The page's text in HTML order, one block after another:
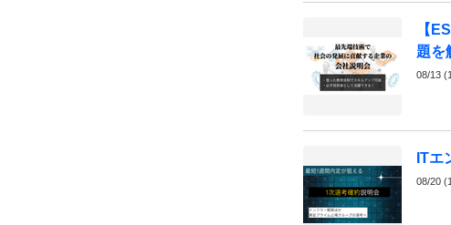
【
題を
08/13
ITエ
08/20